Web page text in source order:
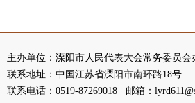
主办单位：溧阳市人民代表大会常务委员会
联系地址：中国江苏省溧阳市南环路18号
联系电话：0519-87269018 邮箱：